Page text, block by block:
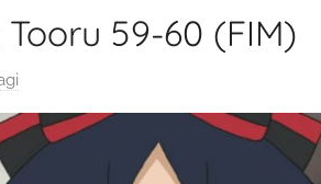
59-60 (FIM)